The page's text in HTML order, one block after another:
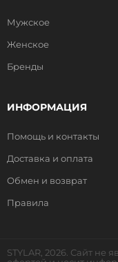
Мужское
Женское
Бренды
ИНФОРМАЦИЯ
Помощь и контакты
Доставка и оплата
Обмен и возврат
Правила
STYLAR, 2026. Сайт не